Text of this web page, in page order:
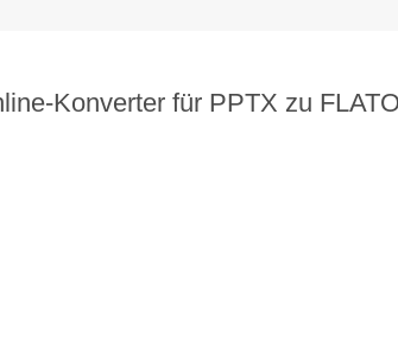
Konverter für PPTX zu